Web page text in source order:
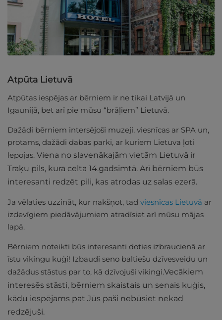
Atpūta Lietuvā
Atpūtas iespējas ar bērniem ir ne tikai Latvijā un
Igaunijā, bet arī pie mūsu “brāļiem” Lietuvā.
Dažādi bērniem intersējoši muzeji, viesnīcas ar SPA un,
protams, dažādi dabas parki, ar kuriem Lietuva ļoti
lepojas. Viena no slavenākajām vietām Lietuvā ir
Traķu pils, kura celta 14.gadsimtā. Arī bērniem būs
interesanti redzēt pili, kas atrodas uz salas ezerā.
Ja vēlaties uzzināt, kur nakšņot, tad viesnīcas Lietuvā ar
izdevīgiem piedāvājumiem atradīsiet arī mūsu mājas
lapā.
Bērniem noteikti būs interesanti doties izbraucienā ar
īstu vikingu kuģi! Izbaudi seno baltiešu dzīvesveidu un
dažādus stāstus par to, kā dzīvojuši vikingi.Vecākiem
interesēs stāsti, bērniem skaistais un senais kuģis,
kādu iespējams pat Jūs paši nebūsiet nekad
redzējuši.